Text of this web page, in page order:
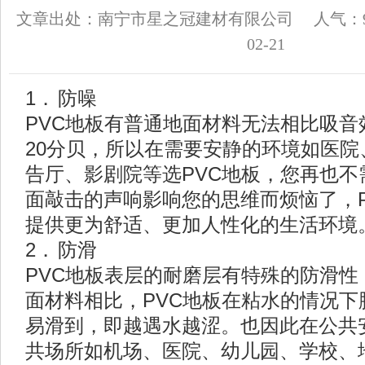
文章出处：南宁市星之冠建材有限公司 人气：
02-21
1．
防噪
PVC地板有普通地面材料无法相比吸
20分贝，所以在需要安静的环境如医
告厅、影剧院等选PVC地板，您再也
面敲击的声响影响您的思维而烦恼了，
提供更为舒适、更加人性化的生活环境
2．
防滑
PVC地板表层的耐磨层有特殊的防滑
面材料相比， PVC地板在粘水的情况
易滑到，即越遇水越涩。也因此在公
共场所如机场、医院、幼儿园、学校、